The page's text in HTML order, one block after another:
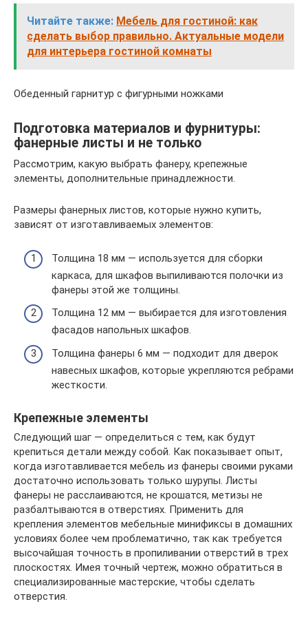
Читайте также: Мебель для гостиной: как
сделать выбор правильно. Актуальные модели
для интерьера гостиной комнаты
Обеденный гарнитур с фигурными ножками
Подготовка материалов и фурнитуры:
фанерные листы и не только
Рассмотрим, какую выбрать фанеру, крепежные
элементы, дополнительные принадлежности.
Размеры фанерных листов, которые нужно купить,
зависят от изготавливаемых элементов:
Толщина 18 мм — используется для сборки
каркаса, для шкафов выпиливаются полочки из
фанеры этой же толщины.
Толщина 12 мм — выбирается для изготовления
фасадов напольных шкафов.
Толщина фанеры 6 мм — подходит для дверок
навесных шкафов, которые укрепляются ребрами
жесткости.
Крепежные элементы
Следующий шаг — определиться с тем, как будут
крепиться детали между собой. Как показывает опыт,
когда изготавливается мебель из фанеры своими руками
достаточно использовать только шурупы. Листы
фанеры не расслаиваются, не крошатся, метизы не
разбалтываются в отверстиях. Применить для
крепления элементов мебельные минификсы в домашних
условиях более чем проблематично, так как требуется
высочайшая точность в пропиливании отверстий в трех
плоскостях. Имея точный чертеж, можно обратиться в
специализированные мастерские, чтобы сделать
отверстия.